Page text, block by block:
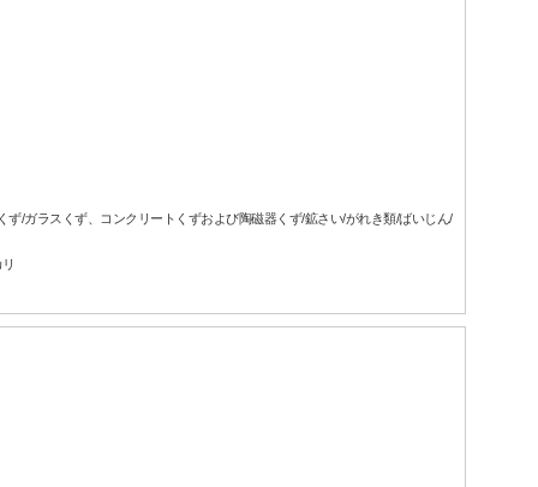
/ガラスくず、コンクリートくずおよび陶磁器くず/鉱さい/がれき類/ばいじん/